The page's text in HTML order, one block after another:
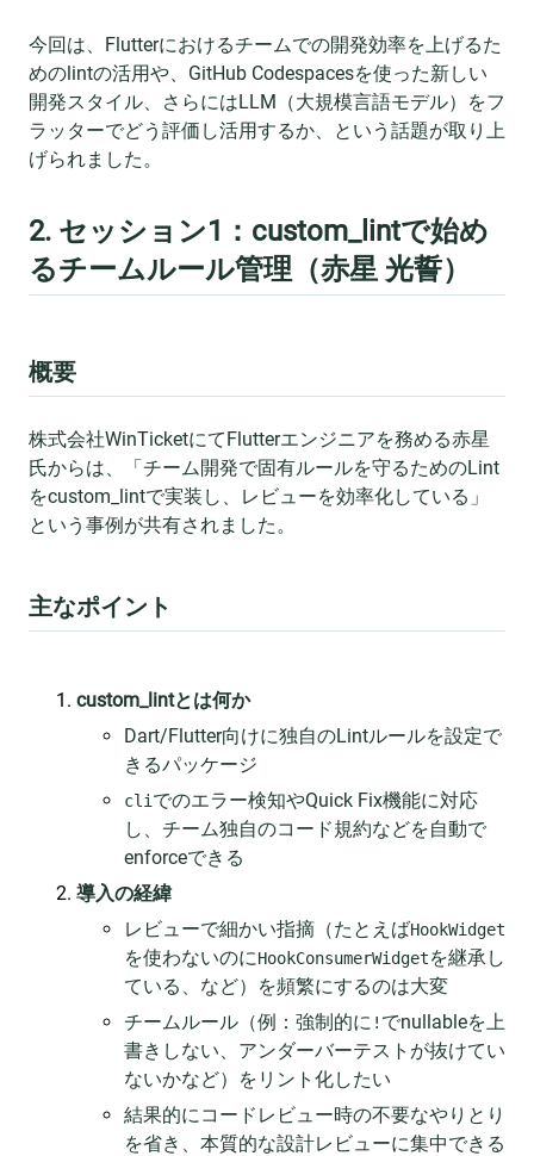
今回は、Flutterにおけるチームでの開発効率を上げるた
めのlintの活用や、GitHub Codespacesを使った新しい
開発スタイル、さらにはLLM（大規模言語モデル）をフ
ラッターでどう評価し活用するか、という話題が取り上
げられました。
2. セッション1：custom_lintで始め
るチームルール管理（赤星 光誓）
概要
株式会社WinTicketにてFlutterエンジニアを務める赤星
氏からは、「チーム開発で固有ルールを守るためのLint
をcustom_lintで実装し、レビューを効率化している」
という事例が共有されました。
主なポイント
custom_lintとは何か
Dart/Flutter向けに独自のLintルールを設定で
きるパッケージ
cli でのエラー検知やQuick Fix機能に対応
し、チーム独自のコード規約などを自動で
enforceできる
導入の経緯
レビューで細かい指摘（たとえばHookWidget
を使わないのにHookConsumerWidgetを継承し
ている、など）を頻繁にするのは大変
チームルール（例：強制的に ! でnullableを上
書きしない、アンダーバーテストが抜けてい
ないかなど）をリント化したい
結果的にコードレビュー時の不要なやりとり
を省き、本質的な設計レビューに集中できる